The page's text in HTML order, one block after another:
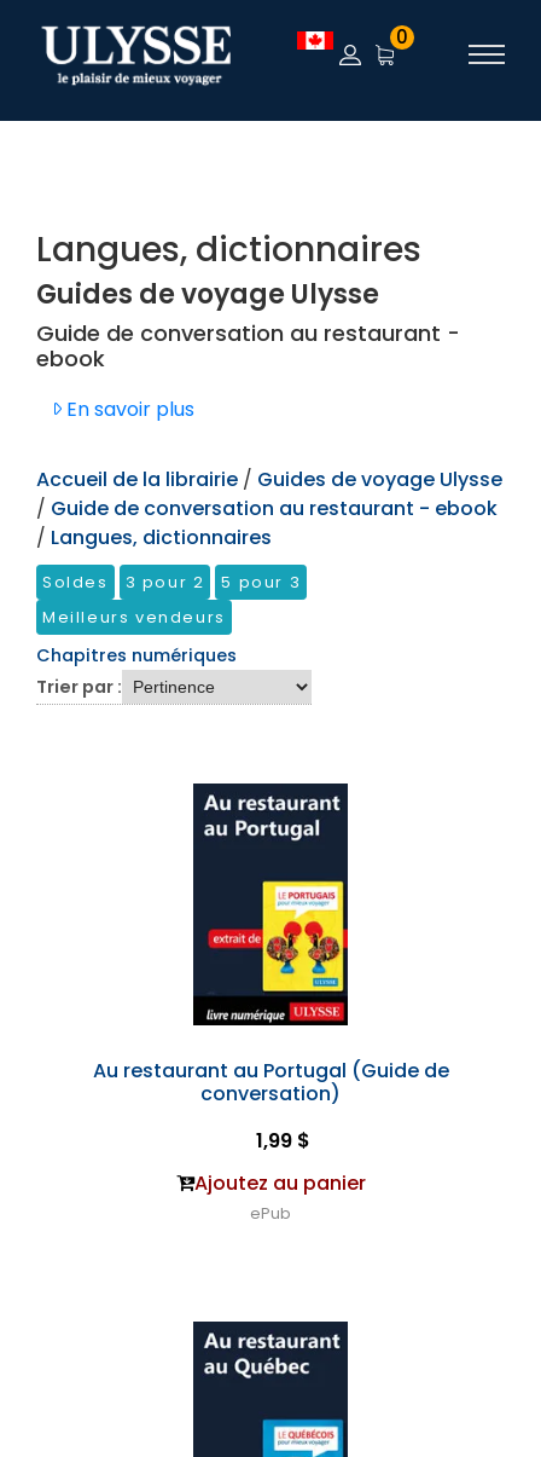
TEST 0
Langues, dictionnaires
Guides de voyage Ulysse
Guide de conversation au restaurant -
ebook
En savoir plus
Accueil de la librairie / Guides de voyage Ulysse
/ Guide de conversation au restaurant - ebook
/ Langues, dictionnaires
Soldes 3 pour 2
5 pour 3
Meilleurs vendeurs
Chapitres numériques
Trier par :
Au restaurant au Portugal (Guide de
conversation)
1,99 $
Ajoutez au panier
ePub